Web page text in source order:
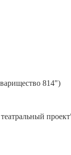
814")